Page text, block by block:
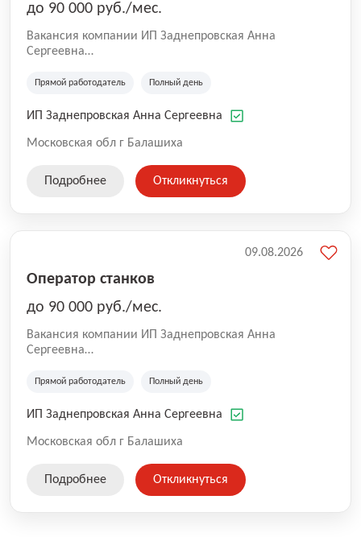
до 90 000 руб./мес.
Вакансия компании ИП Заднепровская Анна
Сергеевна
Прямой работодатель Полный день
ИП Заднепровская Анна Сергеевна
Московская обл г Балашиха
Подробнее Откликнуться
Оператор станков
до 90 000 руб./мес.
Вакансия компании ИП Заднепровская Анна
Сергеевна
Прямой работодатель Полный день
ИП Заднепровская Анна Сергеевна
Московская обл г Балашиха
09.08.2026
Подробнее Откликнуться